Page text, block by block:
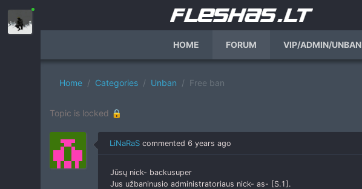
HOME FORUM VIP/ADMIN/UNBAN
Home Categories Unban Free ban
Topic is locked 🔒
LiNaRaS commented 6 years ago
Jūsų nick- backusuper
Jus užbaninusio administratoriaus nick- as- [S.1].